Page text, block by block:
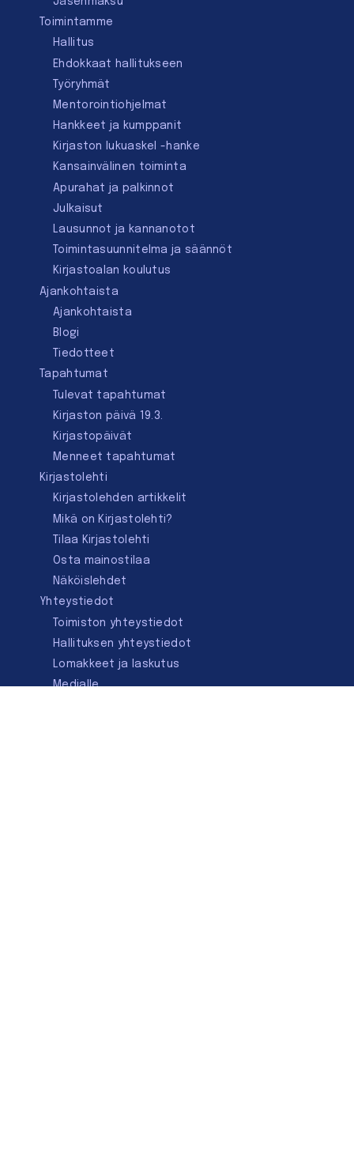
Toimintamme
Hallitus
Ehdokkaat hallitukseen
Työryhmät
Mentorointi­ohjelmat
Hankkeet ja kumppanit
Kirjaston lukuaskel -hanke
Kansainvälinen toiminta
Apurahat ja palkinnot
Julkaisut
Lausunnot ja kannanotot
Toimintasuunnitelma ja säännöt
Kirjastoalan koulutus
Ajankohtaista
Ajankohtaista
Blogi
Tiedotteet
Tapahtumat
Tulevat tapahtumat
Kirjaston päivä 19.3.
Kirjastopäivät
Menneet tapahtumat
Kirjastolehti
Kirjastolehden artikkelit
Mikä on Kirjastolehti?
Tilaa Kirjastolehti
Osta mainostilaa
Näköislehdet
Yhteystiedot
Toimiston yhteystiedot
Hallituksen yhteystiedot
Lomakkeet ja laskutus
Medialle